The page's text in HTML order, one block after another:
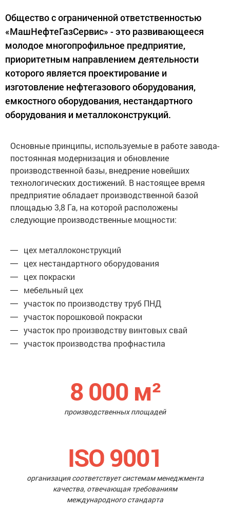
Общество с ограниченной ответственностью
«МашНефтеГазСервис» - это развивающееся
молодое многопрофильное предприятие,
приоритетным направлением деятельности
которого является проектирование и
изготовление нефтегазового оборудования,
емкостного оборудования, нестандартного
оборудования и металлоконструкций.
Основные принципы, используемые в работе завода-
постоянная модернизация и обновление
производственной базы, внедрение новейших
технологических достижений. В настоящее время
предприятие обладает производственной базой
площадью 3,8 Га, на которой расположены
следующие производственные мощности:
цех металлоконструкций
цех нестандартного оборудования
цех покраски
мебельный цех
участок по производству труб ПНД
участок порошковой покраски
участок про производству винтовых свай
участок производства профнастила
8 000 м²
производственных площадей
ISO 9001
организация соответствует системам менеджмента
качества, отвечающая требованиям
международного стандарта